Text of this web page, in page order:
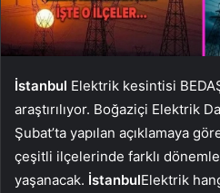
İstanbul Elektrik kesintisi
araştırılıyor. Boğaziçi Elektrik
Şubat’ta yapılan açıklamaya
çeşitli ilçelerinde farklı
yaşanacak. İstanbulElektrik